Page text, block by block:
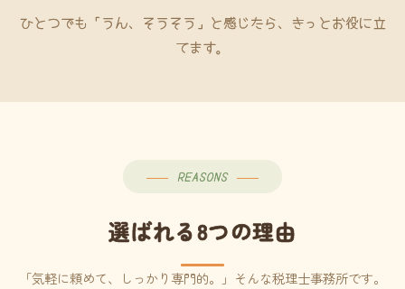
ひとつでも「うん、そうそう」と感じたら、きっとお役に立
てます。
REASONS
選ばれる8つの理由
「気軽に頼めて、しっかり専門的。」そんな税理士事務所です。